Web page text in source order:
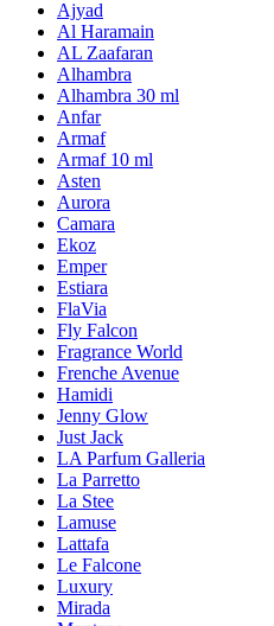
Ajyad
Al Haramain
AL Zaafaran
Alhambra
Alhambra 30 ml
Anfar
Armaf
Armaf 10 ml
Asten
Aurora
Camara
Ekoz
Emper
Estiara
FlaVia
Fly Falcon
Fragrance World
Frenche Avenue
Hamidi
Jenny Glow
Just Jack
LA Parfum Galleria
La Parretto
La Stee
Lamuse
Lattafa
Le Falcone
Luxury
Mirada